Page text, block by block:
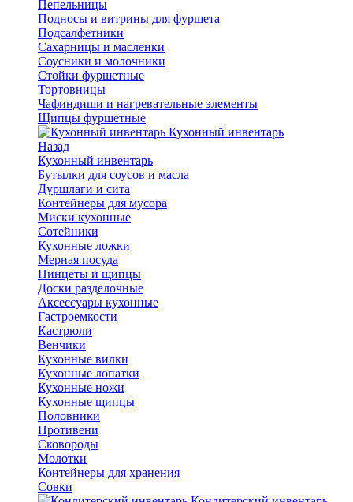
Пепельницы
Подносы и витрины для фуршета
Подсалфетники
Сахарницы и масленки
Соусники и молочники
Стойки фуршетные
Тортовницы
Чафиндиши и нагревательные элементы
Щипцы фуршетные
Кухонный инвентарь
Назад
Кухонный инвентарь
Бутылки для соусов и масла
Дуршлаги и сита
Контейнеры для мусора
Миски кухонные
Сотейники
Кухонные ложки
Мерная посуда
Пинцеты и щипцы
Доски разделочные
Аксессуары кухонные
Гастроемкости
Кастрюли
Венчики
Кухонные вилки
Кухонные лопатки
Кухонные ножи
Кухонные щипцы
Половники
Противени
Сковороды
Молотки
Контейнеры для хранения
Совки